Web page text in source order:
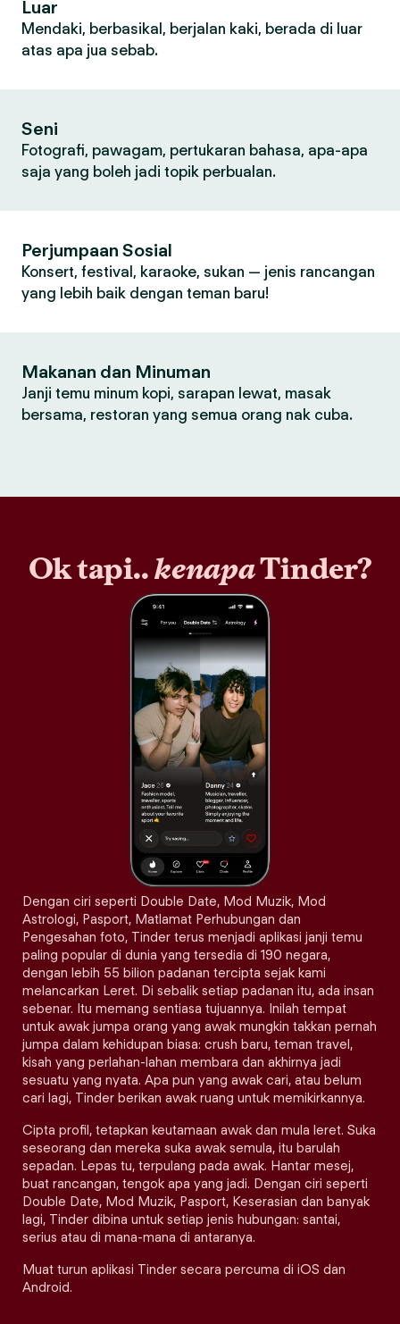
Luar
Mendaki, berbasikal, berjalan kaki, berada di luar
atas apa jua sebab.
Seni
Fotografi, pawagam, pertukaran bahasa, apa-apa
saja yang boleh jadi topik perbualan.
Perjumpaan Sosial
Konsert, festival, karaoke, sukan — jenis rancangan
yang lebih baik dengan teman baru!
Makanan dan Minuman
Janji temu minum kopi, sarapan lewat, masak
bersama, restoran yang semua orang nak cuba.
Ok tapi..kenapaTinder?
Dengan ciri seperti Double Date, Mod Muzik, Mod
Astrologi, Pasport, Matlamat Perhubungan dan
Pengesahan foto, Tinder terus menjadi aplikasi janji temu
paling popular di dunia yang tersedia di 190 negara,
dengan lebih 55 bilion padanan tercipta sejak kami
melancarkan Leret. Di sebalik setiap padanan itu, ada insan
sebenar. Itu memang sentiasa tujuannya. Inilah tempat
untuk awak jumpa orang yang awak mungkin takkan pernah
jumpa dalam kehidupan biasa: crush baru, teman travel,
kisah yang perlahan-lahan membara dan akhirnya jadi
sesuatu yang nyata. Apa pun yang awak cari, atau belum
cari lagi, Tinder berikan awak ruang untuk memikirkannya.
Cipta profil, tetapkan keutamaan awak dan mula leret. Suka
seseorang dan mereka suka awak semula, itu barulah
sepadan. Lepas tu, terpulang pada awak. Hantar mesej,
buat rancangan, tengok apa yang jadi. Dengan ciri seperti
Double Date, Mod Muzik, Pasport, Keserasian dan banyak
lagi, Tinder dibina untuk setiap jenis hubungan: santai,
serius atau di mana-mana di antaranya.
Muat turun aplikasi Tinder secara percuma di iOS dan
Android.